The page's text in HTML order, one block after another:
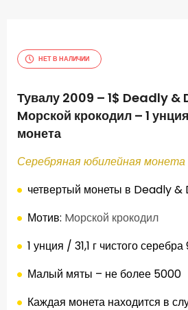
НЕТ В НАЛИЧИИ
Тувалу 2009 – 1$ Deadly
Mорской крокодил – 1
монета
Серебряная юбилейная монета
четвертый монеты в Deadly&
Мотив: Mорской крокодил
1 унция / 31,1 г чистого серебра
Малый мяты – не более 5000
Каждая монета находится в